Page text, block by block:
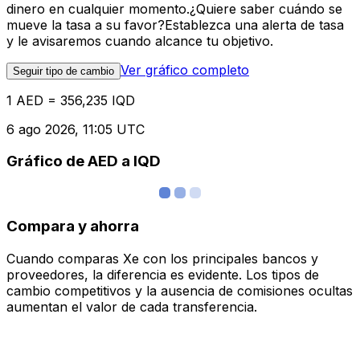
dinero en cualquier momento.¿Quiere saber cuándo se
mueve la tasa a su favor?Establezca una alerta de tasa
y le avisaremos cuando alcance tu objetivo.
Seguir tipo de cambio Ver gráfico completo
1 AED = 356,235 IQD
6 ago 2026, 11:05 UTC
Gráfico de AED a IQD
Compara y ahorra
Cuando comparas Xe con los principales bancos y
proveedores, la diferencia es evidente. Los tipos de
cambio competitivos y la ausencia de comisiones ocultas
aumentan el valor de cada transferencia.